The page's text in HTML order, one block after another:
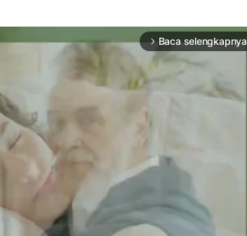
arrow_forward_ios Baca selengkapnya